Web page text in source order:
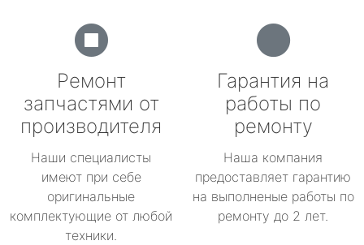
Ремонт
запчастями от
производителя
Наши специалисты
имеют при себе
оригинальные
комплектующие от любой
техники.
Гарантия на
работы по
ремонту
Наша компания
предоставляет гарантию
на выполненые работы по
ремонту до 2 лет.